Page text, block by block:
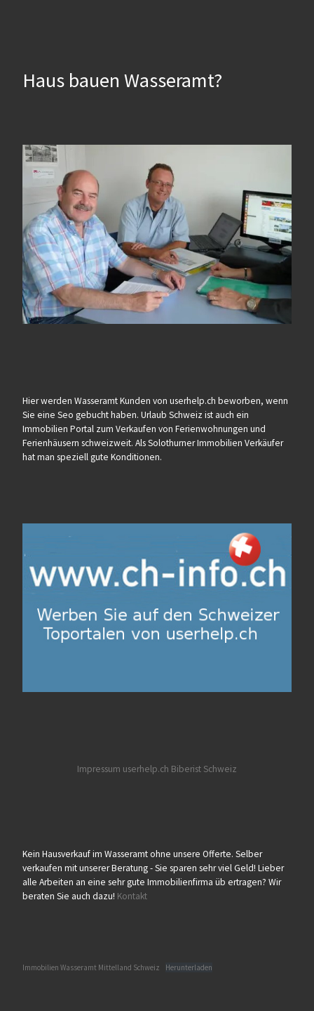
Haus bauen Wasseramt?
Hier werden Wasseramt Kunden von userhelp.ch beworben, wenn
Sie eine Seo gebucht haben. Urlaub Schweiz ist auch ein
Immobilien Portal zum Verkaufen von Ferienwohnungen und
Ferienhäusern schweizweit. Als Solothurner Immobilien Verkäufer
hat man speziell gute Konditionen.
Impressum userhelp.ch Biberist Schweiz
Kein Hausverkauf im Wasseramt ohne unsere Offerte. Selber
verkaufen mit unserer Beratung - Sie sparen sehr viel Geld! Lieber
alle Arbeiten an eine sehr gute Immobilienfirma üb ertragen? Wir
beraten Sie auch dazu! Kontakt
Immobilien Wasseramt Mittelland Schweiz Herunterladen